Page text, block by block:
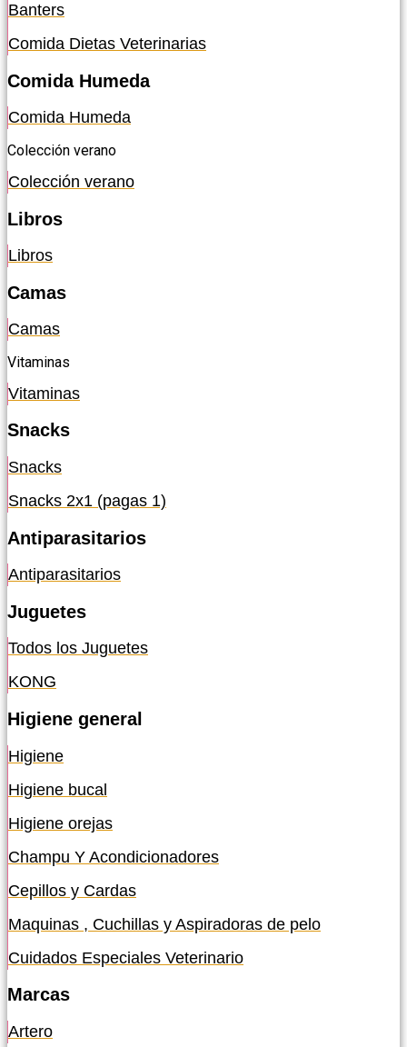
Banters
Comida Dietas Veterinarias
Comida Humeda
Comida Humeda
Colección verano
Colección verano
Libros
Libros
Camas
Camas
Vitaminas
Vitaminas
Snacks
Snacks
Snacks 2x1 (pagas 1)
Antiparasitarios
Antiparasitarios
Juguetes
Todos los Juguetes
KONG
Higiene general
Higiene
Higiene bucal
Higiene orejas
Champu Y Acondicionadores
Cepillos y Cardas
Maquinas , Cuchillas y Aspiradoras de pelo
Cuidados Especiales Veterinario
Marcas
Artero